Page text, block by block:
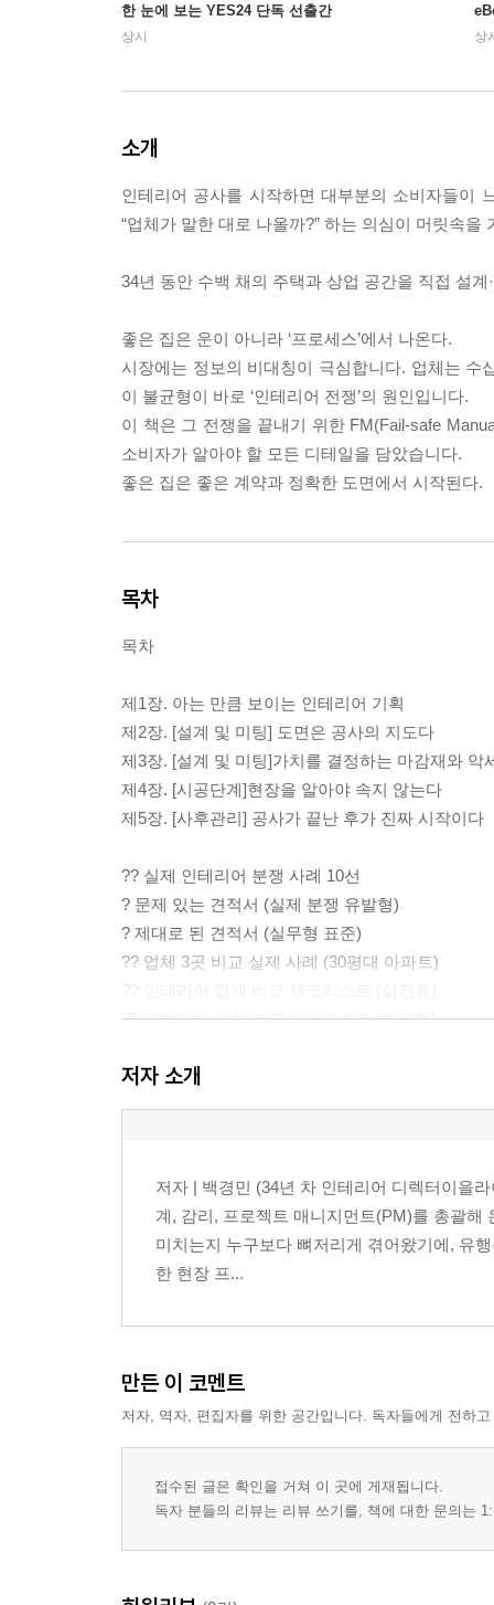
한 눈에 보는 YES24 단독 선출간
상시 상
소개
인테리어 공사를 시작하면 대부분의 소비자들이
“업체가 말한 대로 나올까?” 하는 의심이 머릿속을
34년 동안 수백 채의 주택과 상업 공간을 직접 설
좋은 집은 운이 아니라 ‘프로세스’에서 나온다.
시장에는 정보의 비대칭이 극심합니다. 업체는
이 불균형이 바로 ‘인테리어 전쟁’의 원인입니다.
이 책은 그 전쟁을 끝내기 위한 FM(Fail-safe
소비자가 알아야 할 모든 디테일을 담았습니다.
좋은 집은 좋은 계약과 정확한 도면에서 시작된다.
목차
목차
제1장. 아는 만큼 보이는 인테리어 기획
제2장. [설계 및 미팅] 도면은 공사의 지도다
제3장. [설계 및 미팅]가치를 결정하는 마감재와 악
제4장. [시공단계]현장을 알아야 속지 않는다
제5장. [사후관리] 공사가 끝난 후가 진짜 시작이다
?? 실제 인테리어 분쟁 사례 10선
? 문제 있는 견적서 (실제 분쟁 유발형)
? 제대로 된 견적서 (실무형 표준)
?? 업체 3곳 비교 실제 사례 (30평대 아파트)
?? 인테리어 업체 비교 체크리스트 [직관형]
?? 인테리어 공사 계약서 (예시용)
?? 인테리어 분쟁 대응 시나리오 (실전 매뉴얼)
저자 소개
저자 | 백경민 (34년 차 인테리어 디렉터이을
계, 감리, 프로젝트 매니지먼트(PM)를 총괄해
미치는지 누구보다 뼈저리게 겪어왔기에, 유
한 현장 프...
만든 이 코멘트
저자, 역자, 편집자를 위한 공간입니다. 독자들에게 전하
접수된 글은 확인을 거쳐 이 곳에 게재됩니다.
독자 분들의 리뷰는 리뷰 쓰기를, 책에 대한 문의는